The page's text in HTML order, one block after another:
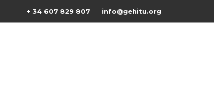
+ 34 607 829 807 info@gehitu.org